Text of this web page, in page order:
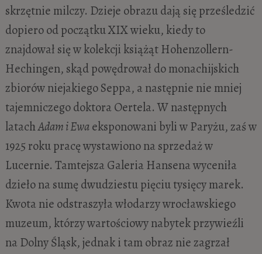
skrzętnie milczy. Dzieje obrazu dają się prześledzić
dopiero od początku XIX wieku, kiedy to
znajdował się w kolekcji książąt Hohenzollern-
Hechingen, skąd powędrował do monachijskich
zbiorów niejakiego Seppa, a następnie nie mniej
tajemniczego doktora Oertela. W następnych
latachAdam i Ewaeksponowani byli w Paryżu, zaś w
1925 roku pracę wystawiono na sprzedaż w
Lucernie. Tamtejsza Galeria Hansena wyceniła
dzieło na sumę dwudziestu pięciu tysięcy marek.
Kwota nie odstraszyła włodarzy wrocławskiego
muzeum, którzy wartościowy nabytek przywieźli
na Dolny Śląsk, jednak i tam obraz nie zagrzał